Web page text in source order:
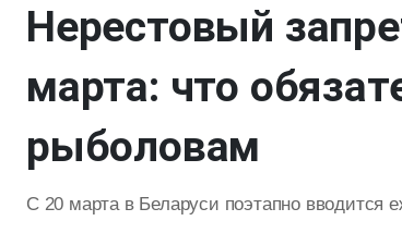
Нерестовый
марта: что
рыболовам
С 20 марта в Беларуси поэтапно вводится